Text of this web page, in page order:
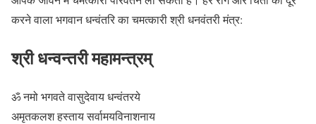
करने वाला भगवान धन्वंतरि का चमत्कारी श्री धनवंतरी मंत्र:
श्री धन्वन्तरी महामन्त्रम्
ॐ नमो भगवते वासुदेवाय धन्वंतरये
अमृतकलश हस्ताय सर्वामयविनाशनाय